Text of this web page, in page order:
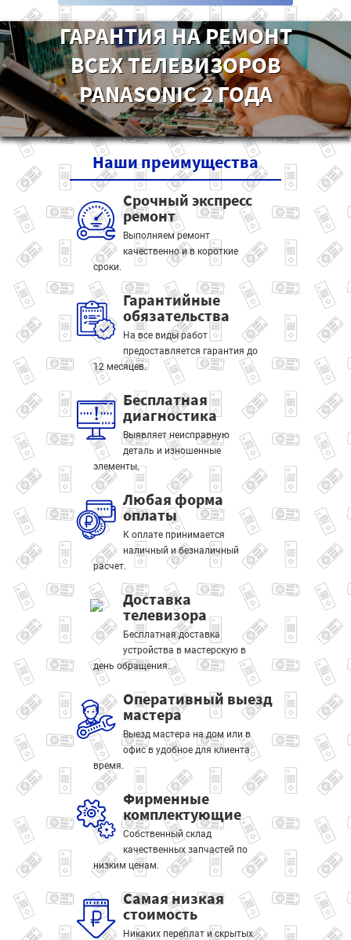
ГАРАНТИЯ НА РЕМОНТ
ВСЕХ ТЕЛЕВИЗОРОВ
PANASONIC 2 ГОДА
Нашипреимущества
Срочный экспресс
ремонт
Выполняем ремонт
качественно и в короткие
сроки.
Гарантийные
обязательства
На все виды работ
предоставляется гарантия до
12 месяцев.
Бесплатная
диагностика
Выявляет неисправную
деталь и изношенные
элементы.
Любая форма
оплаты
К оплате принимается
наличный и безналичный
расчет.
Доставка
телевизора
Бесплатная доставка
устройства в мастерскую в
день обращения.
Оперативный выезд
мастера
Выезд мастера на дом или в
офис в удобное для клиента
время.
Фирменные
комплектующие
Собственный склад
качественных запчастей по
низким ценам.
Самая низкая
стоимость
Никаких переплат и скрытых